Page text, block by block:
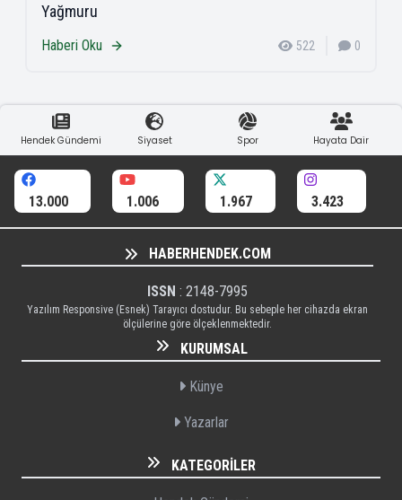
Yağmuru
Haberi Oku 522 0
Hendek Gündemi Siyaset Spor Hayata Dair
13.000 1.006 1.967 3.423
HABERHENDEK.COM
ISSN : 2148-7995
Yazılım Responsive (Esnek) Tarayıcı dostudur. Bu sebeple her cihazda ekran
ölçülerine göre ölçeklenmektedir.
KURUMSAL
Künye
Yazarlar
KATEGORILER